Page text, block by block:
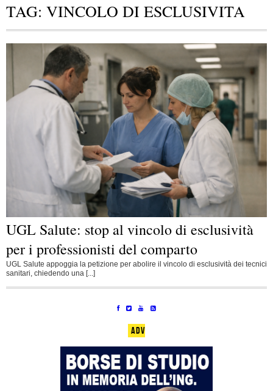
TAG: VINCOLO DI ESCLUSIVITA
UGL Salute: stop al vincolo di esclusività
per i professionisti del comparto
UGL Salute appoggia la petizione per abolire il vincolo di esclusività dei tecnici
sanitari, chiedendo una [...]
ADV